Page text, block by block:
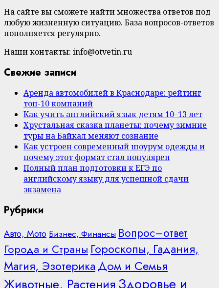
На сайте вы сможете найти множества ответов под
любую жизненную ситуацию. База вопросов-ответов
пополняется регулярно.
Наши контакты: info@otvetin.ru
Свежие записи
Аренда автомобилей в Краснодаре: рейтинг
топ-10 компаний
Как учить английский язык детям 10–13 лет
Хрустальная сказка планеты: почему зимние
туры на Байкал меняют сознание
Как устроен современный шоурум одежды и
почему этот формат стал популярен
Полный план подготовки к ЕГЭ по
английскому языку для успешной сдачи
экзамена
Рубрики
Авто, МотоБизнес, Финансы Вопрос–ответ
Города и Страны Гороскопы, Гадания,
Магия, Эзотерика Дом и Семья
Животные, Растения Здоровье и